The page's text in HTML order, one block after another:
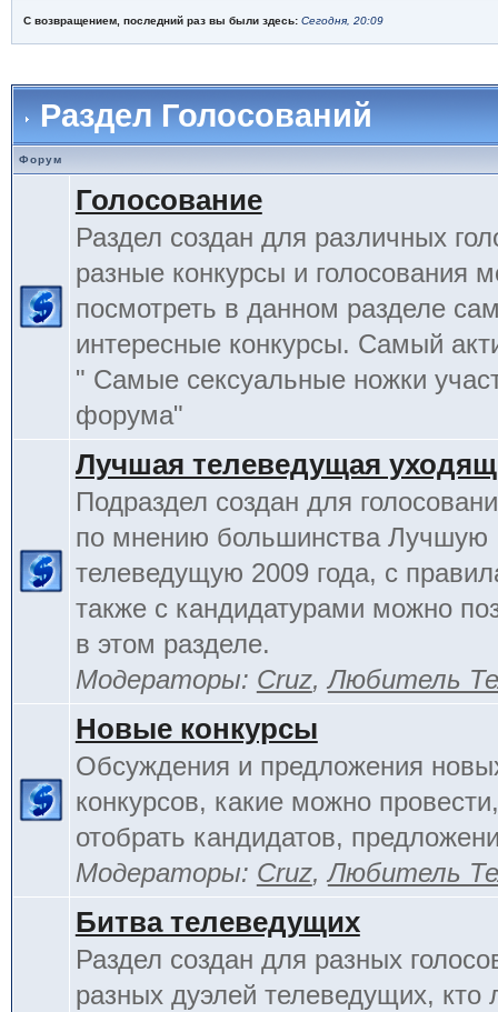
С возвращением, последний раз вы были здесь: Сегодня, 20:09
Раздел Голосований
Форум
Голосование
Раздел создан для различных
разные конкурсы и голосования
посмотреть в данном разделе
интересные конкурсы. Самый
" Самые сексуальные ножки
форума"
Лучшая телеведущая
Подраздел создан для
по мнению большинства Лучшую
телеведущую 2009 года, с
также с кандидатурами можно
в этом разделе.
Модераторы: Cruz,Любитель
Новые конкурсы
Обсуждения и предложения
конкурсов, какие можно
отобрать кандидатов,
Модераторы: Cruz,Любитель
Битва телеведущих
Раздел создан для разных
разных дуэлей телеведущих, кто